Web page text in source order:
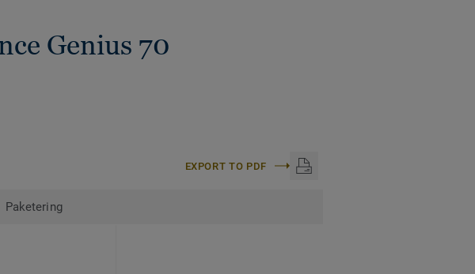
Genius 70
EXPORT TO PDF
Paketering